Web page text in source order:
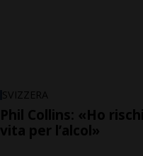
SVIZZERA
Phil Collins: «Ho
vita per l’alcol»